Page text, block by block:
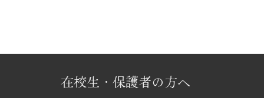
在校生・保護者の方へ